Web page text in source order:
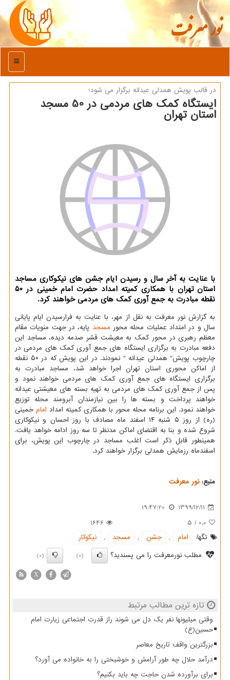
نور معرفت
منو
در قالب پویش همدلی عیدانه برگزار می شود؛
ایستگاه كمك های مردمی در 50 مسجد
استان تهران
با عنایت به آخر سال و رسیدن ایام جشن های نیکوکاری مساجد
استان تهران با همکاری کمیته امداد حضرت امام خمینی در ۵۰
نقطه مبادرت به جمع آوری کمک های مردمی خواهند کرد.
به گزارش نور معرفت به نقل از مهر، با عنایت به فرارسیدن ایام پایانی
سال و در امتداد عملیات محله محور مسجد پایه، در جهت منویات مقام
معظم رهبری در محور کمک به معیشت قشر صدمه دیده، مساجد این
دفعه مبادرت به برگزاری ایستگاه های جمع آوری کمک های مردمی در
چارچوب پویش" همدلی عیدانه " نمودند. در این پویش که در ۵۰ نقطه
از اماکن محوری استان تهران اجرا خواهد شد، مساجد مبادرت به
برگزاری ایستگاه های جمع آوری کمک های مردمی خواهند نمود و
پس از جمع آوری کمک های مردمی به تهیه بسته های معیشتی عیدانه
خواهند پرداخت و بسته ها را بین نیازمندان آبرومند محله توزیع
خواهند نمود. این برنامه محله محور با همکاری کمیته امداد امام خمینی
(ره) از روز ۵ شنبه ۱۴ اسفند ماه مصادف با روز احسان و نیکوکاری
شروع شده و بنا به اقتضای اماکن مدنظر تا سه روز ادامه خواهد یافت.
همینطور قابل ذکر است اغلب مساجد در چارچوب این پویش، برای
اسفندماه رزمایش همدلی برگزار خواهند کرد.
منبع:نور معرفت
1399/12/11
19:47:20
0.0
/
5
1646
تگها:
امام , جشن , مسجد ,
نیكوكار
مطلب نورمعرفت را می پسندید؟
(0)
(0)
X
تازه ترین مطالب مرتبط
وقتی میلیونها نفر یک دل می شوند راز قدرت اجتماعی زیارت امام
حسین(ع)
بزرگترین واقف تاریخ معاصر
درآمد حلال چه طور آرامش و خوشبختی را به خانواده می آورد؟
برای برآورده شدن حاجت چه باید بکنیم؟